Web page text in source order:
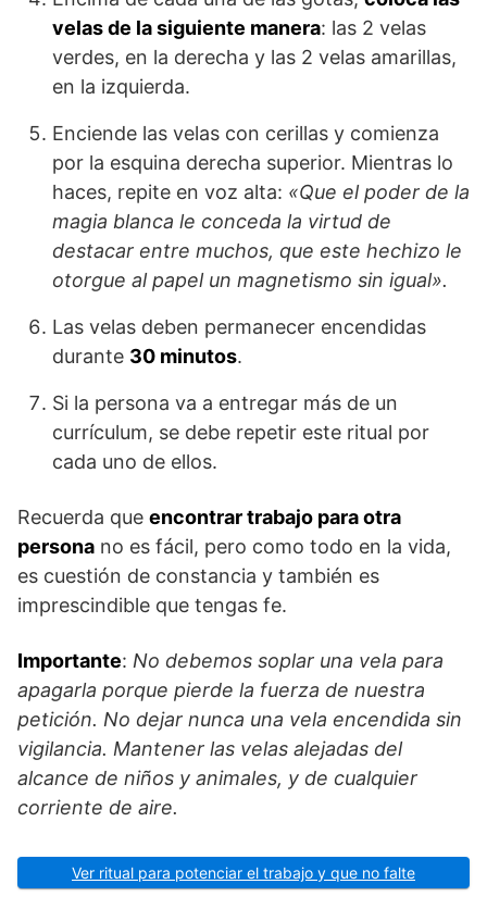
velas de la siguiente manera: las 2 velas
verdes, en la derecha y las 2 velas amarillas,
en la izquierda.
Enciende las velas con cerillas y comienza
por la esquina derecha superior. Mientras lo
haces, repite en voz alta: «Que el poder de la
magia blanca le conceda la virtud de
destacar entre muchos, que este hechizo le
otorgue al papel un magnetismo sin igual».
Las velas deben permanecer encendidas
durante 30 minutos.
Si la persona va a entregar más de un
currículum, se debe repetir este ritual por
cada uno de ellos.
Recuerda que encontrar trabajo para otra
persona no es fácil, pero como todo en la vida,
es cuestión de constancia y también es
imprescindible que tengas fe.
Importante: No debemos soplar una vela para
apagarla porque pierde la fuerza de nuestra
petición. No dejar nunca una vela encendida sin
vigilancia. Mantener las velas alejadas del
alcance de niños y animales, y de cualquier
corriente de aire.
Ver ritual para potenciar el trabajo y que no falte